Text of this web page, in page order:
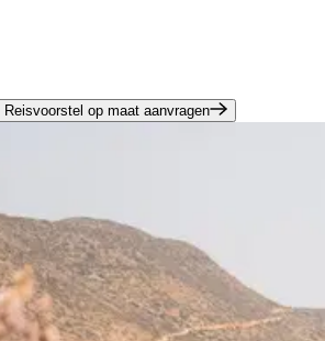
Reisvoorstel op maat aanvragen